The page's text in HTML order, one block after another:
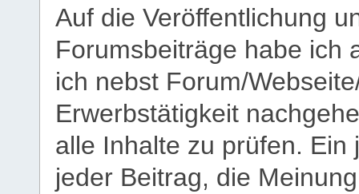
Auf die Veröffentlichung
Forumsbeiträge habe ich
ich nebst Forum/
Erwerbstätigkeit
alle Inhalte zu prüfen.
jeder Beitrag, die